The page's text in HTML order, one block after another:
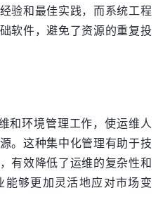
验和最佳实践，而系统工程
软件，避免了资源的重复投
和环境管理工作，使运维人
。这种集中化管理有助于技
有效降低了运维的复杂性和
够更加灵活地应对市场变